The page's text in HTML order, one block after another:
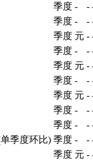
季度 - -
季度 - -
季度 元 -
季度 - -
季度 元 -
季度 - -
季度 元 -
季度 - -
季度 - -
季度环比) 季度 - -
季度 元 -